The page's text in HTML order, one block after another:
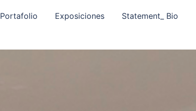
Portafolio Exposiciones
Statement_ Bio